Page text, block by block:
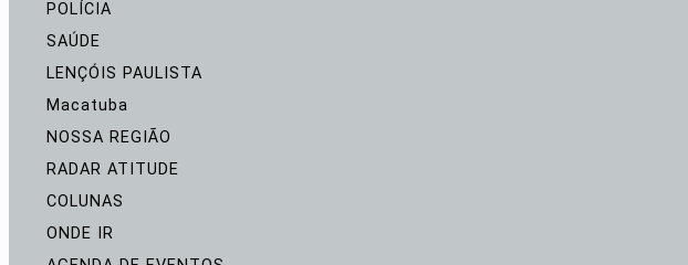
POLÍCIA
SAÚDE
LENÇÓIS PAULISTA
Macatuba
NOSSA REGIÃO
RADAR ATITUDE
COLUNAS
ONDE IR